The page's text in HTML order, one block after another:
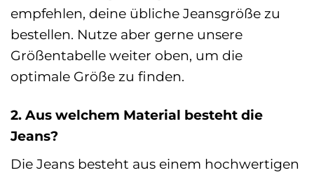
empfehlen, deine übliche Jeansgröße zu
bestellen. Nutze aber gerne unsere
Größentabelle weiter oben, um die
optimale Größe zu finden.
2. Aus welchem Material besteht die
Jeans?
Die Jeans besteht aus einem hochwertigen